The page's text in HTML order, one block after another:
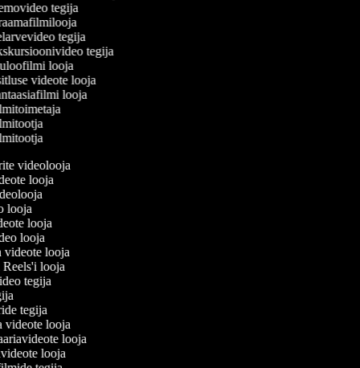
tegija
tegija
tegija
looja
videote looja
looja
videolooja
looja
looja
looja
looja
videote looja
Reels'i looja
tegija
tegija
videote looja
looja
looja